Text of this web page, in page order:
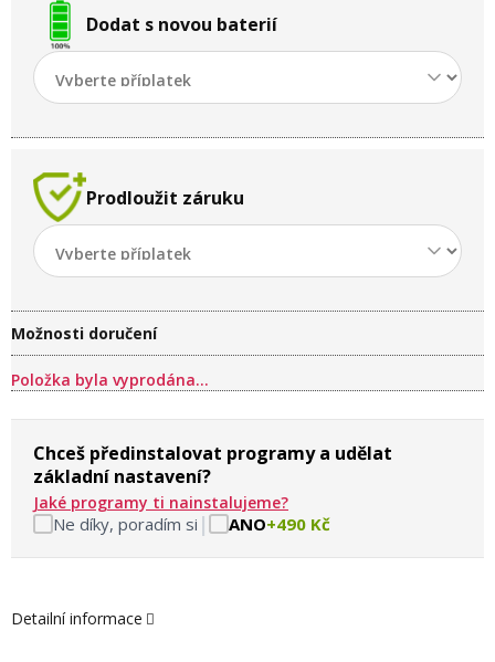
Dodat s novou baterií
Prodloužit záruku
Chceš předinstalovat programy a udělat
základní nastavení?
Jaké programy ti nainstalujeme?
Ne díky, poradím si | ANO+490 Kč
Možnosti doručení
Položka byla vyprodána…
Detailní informace